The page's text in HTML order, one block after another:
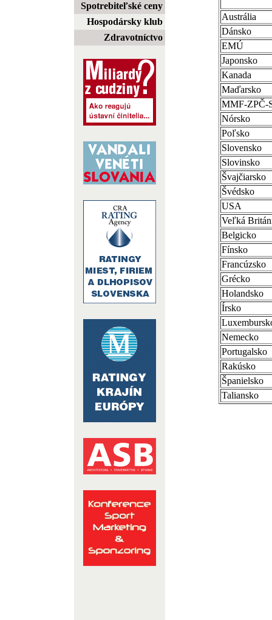
Spotrebiteľské ceny
Hospodársky klub
Zdravotníctvo
Austrália
Dánsko
EMÚ
Japonsko
Kanada
Maďarsko
MMF-ZPČ-
Nórsko
Poľsko
Slovensko
Slovinsko
Švajčiarsko
Švédsko
USA
Veľká
Belgicko
Fínsko
Francúzsko
Grécko
Holandsko
Írsko
Nemecko
Portugalsko
Rakúsko
Španielsko
Taliansko